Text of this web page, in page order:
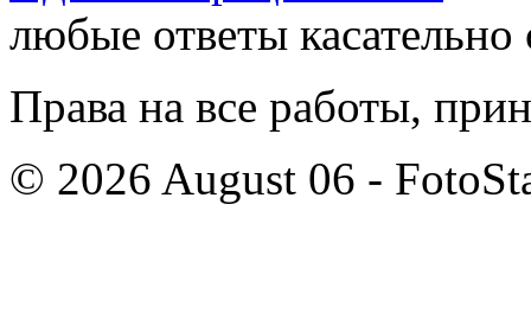
любые ответы касательно
Права на все работы,
© 2026 August 06 -